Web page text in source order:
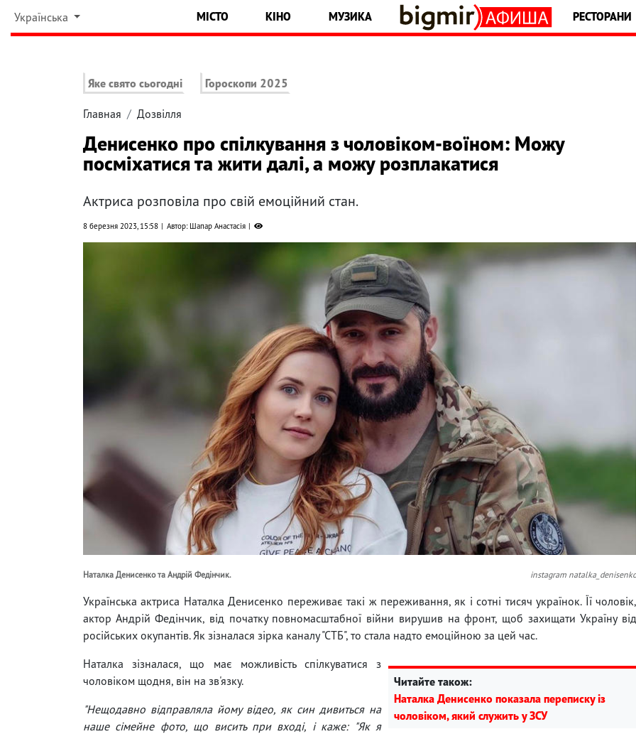
Українська МІСТО КІНО МУЗИКА РЕСТОРАНИ
Яке свято сьогодні Гороскопи 2025
Главная Дозвілля
Денисенко про спілкування з чоловіком-воїном: Можу
посміхатися та жити далі, а можу розплакатися
Актриса розповіла про свій емоційний стан.
8 березня 2023, 15:58 Автор: Шапар Анастасія
Наталка Денисенко та Андрій Федінчик. instagram natalka_denisenko
Українська актриса Наталка Денисенко переживає такі ж переживання, як і сотні тисяч українок. Її чоловік,
актор Андрій Федінчик, від початку повномасштабної війни вирушив на фронт, щоб захищати Україну від
російських окупантів. Як зізналася зірка каналу "СТБ", то стала надто емоційною за цей час.
Читайте також:
Наталка Денисенко показала переписку із
чоловіком, який служить у ЗСУ
Наталка зізналася, що має можливість спілкуватися з
чоловіком щодня, він на зв'язку.
"Нещодавно відправляла йому відео, як син дивиться на
наше сімейне фото, що висить при вході, і каже: "Як я